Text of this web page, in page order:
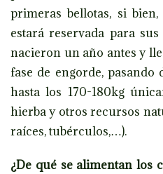
primeras bellotas, si
estará reservada para
nacieron un año antes y
fase de engorde,
hasta los 170-180kg
hierba y otros recursos
raíces, tubérculos,…).
¿De qué se alimentan los